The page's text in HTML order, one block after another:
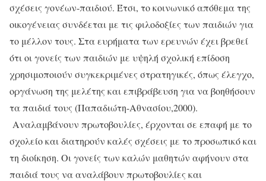
σχέσεις γονέων-παιδιού. Έτσι, το κοινωνικό απόθεμα της
οικογένειας συνδέεται με τις φιλοδοξίες των παιδιών για
το μέλλον τους. Στα ευρήματα των ερευνών έχει βρεθεί
ότι οι γονείς των παιδιών με υψηλή σχολική επίδοση
χρησιμοποιούν συγκεκριμένες στρατηγικές, όπως έλεγχο,
οργάνωση της μελέτης και επιβράβευση για να βοηθήσουν
τα παιδιά τους (Παπαδιώτη-Αθνασίου,2000).
Αναλαμβάνουν πρωτοβουλίες, έρχονται σε επαφή με το
σχολείο και διατηρούν καλές σχέσεις με το προσωπικό και
τη διοίκηση. Οι γονείς των καλών μαθητών αφήνουν στα
παιδιά τους να αναλάβουν πρωτοβουλίες και